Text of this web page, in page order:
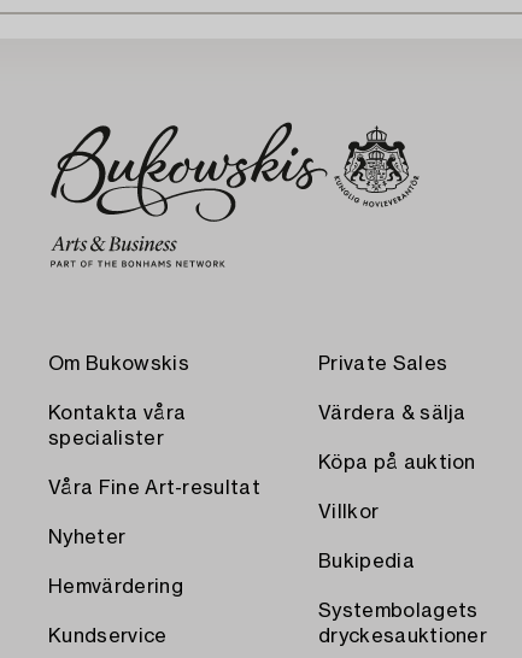
Om Bukowskis
Kontakta våra
specialister
Våra Fine Art-resultat
Nyheter
Hemvärdering
Kundservice
Private Sales
Värdera & sälja
Köpa på auktion
Villkor
Bukipedia
Systembolagets
dryckesauktioner